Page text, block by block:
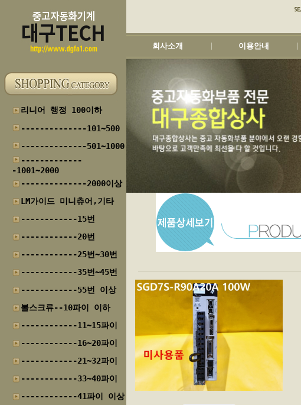
회사소개 이용안내
리니어 행정 100이하
--------------101~500
--------------501~1000
-------------
-1001~2000
--------------2000이상
LM가이드 미니츄어,기타
------------15번
------------20번
------------25번~30번
------------35번~45번
------------55번 이상
볼스크류--10파이 이하
------------11~15파이
------------16~20파이
------------21~32파이
------------33~40파이
------------41파이 이상